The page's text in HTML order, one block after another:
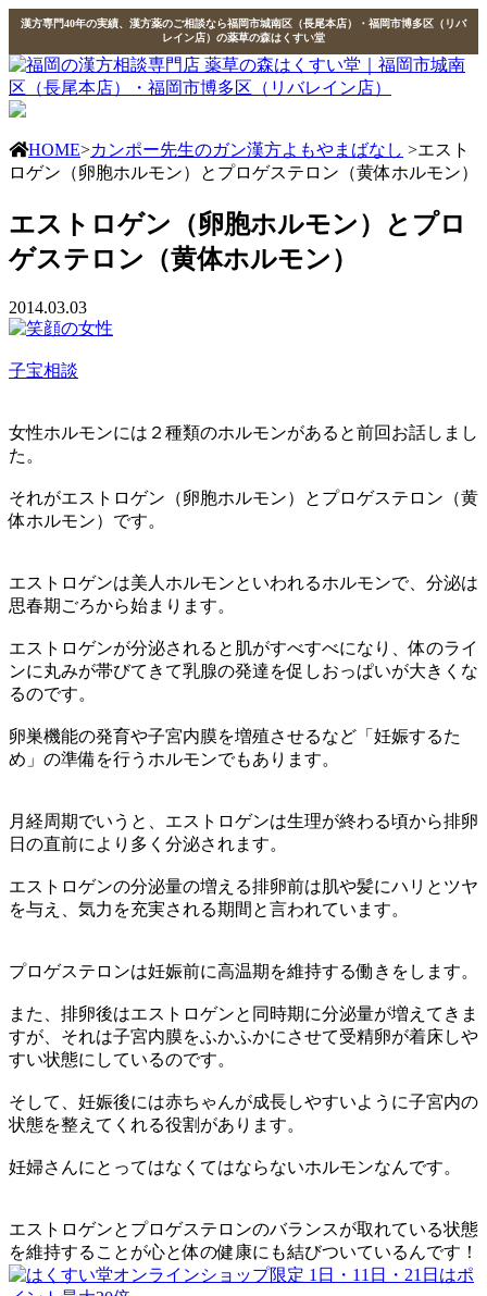
漢方専門40年の実績、漢方薬のご相談なら福岡市城南区（長尾本店）・福岡市博多区（リバ
レイン店）の薬草の森はくすい堂
HOME>カンポー先生のガン漢方よもやまばなし >エスト
ロゲン（卵胞ホルモン）とプロゲステロン（黄体ホルモン）
エストロゲン（卵胞ホルモン）とプロ
ゲステロン（黄体ホルモン）
2014.03.03
子宝相談
女性ホルモンには２種類のホルモンがあると前回お話しまし
た。
それがエストロゲン（卵胞ホルモン）とプロゲステロン（黄
体ホルモン）です。
エストロゲンは美人ホルモンといわれるホルモンで、分泌は
思春期ごろから始まります。
エストロゲンが分泌されると肌がすべすべになり、体のライ
ンに丸みが帯びてきて乳腺の発達を促しおっぱいが大きくな
るのです。
卵巣機能の発育や子宮内膜を増殖させるなど「妊娠するた
め」の準備を行うホルモンでもあります。
月経周期でいうと、エストロゲンは生理が終わる頃から排卵
日の直前により多く分泌されます。
エストロゲンの分泌量の増える排卵前は肌や髪にハリとツヤ
を与え、気力を充実される期間と言われています。
プロゲステロンは妊娠前に高温期を維持する働きをします。
また、排卵後はエストロゲンと同時期に分泌量が増えてきま
すが、それは子宮内膜をふかふかにさせて受精卵が着床しや
すい状態にしているのです。
そして、妊娠後には赤ちゃんが成長しやすいように子宮内の
状態を整えてくれる役割があります。
妊婦さんにとってはなくてはならないホルモンなんです。
エストロゲンとプロゲステロンのバランスが取れている状態
を維持することが心と体の健康にも結びついているんです！